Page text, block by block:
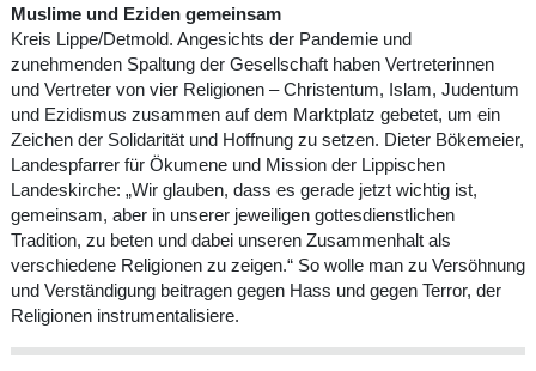
Muslime und Eziden gemeinsam
Kreis Lippe/Detmold. Angesichts der Pandemie und
zunehmenden Spaltung der Gesellschaft haben Vertreterinnen
und Vertreter von vier Religionen – Christentum, Islam, Judentum
und Ezidismus zusammen auf dem Marktplatz gebetet, um ein
Zeichen der Solidarität und Hoffnung zu setzen. Dieter Bökemeier,
Landespfarrer für Ökumene und Mission der Lippischen
Landeskirche: „Wir glauben, dass es gerade jetzt wichtig ist,
gemeinsam, aber in unserer jeweiligen gottesdienstlichen
Tradition, zu beten und dabei unseren Zusammenhalt als
verschiedene Religionen zu zeigen.“ So wolle man zu Versöhnung
und Verständigung beitragen gegen Hass und gegen Terror, der
Religionen instrumentalisiere.